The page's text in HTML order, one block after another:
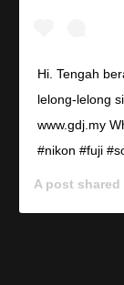
Hi. Tengah
lelong-lelong
www.gdj.my
#nikon #fuji
A post shared